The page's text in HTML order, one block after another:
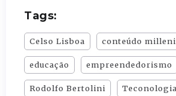
Tags:
Celso Lisboa conteúdo
educação empreendedorismo
Rodolfo Bertolini Teconologia